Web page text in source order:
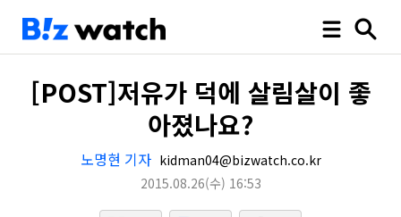
[POST]저유가 덕에 살림살이 좋
아졌나요?
노명현 기자 kidman04@bizwatch.co.kr
2015.08.26(수) 16:53